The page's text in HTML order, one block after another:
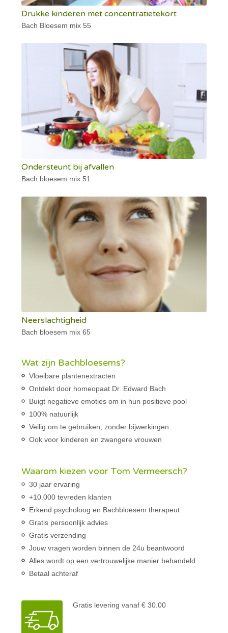
Drukke kinderen met concentratietekort
Bach Bloesem mix 55
Ondersteunt bij afvallen
Bach bloesem mix 51
Neerslachtigheid
Bach bloesem mix 65
Wat zijn Bachbloesems?
Vloeibare plantenextracten
Ontdekt door homeopaat Dr. Edward Bach
Buigt negatieve emoties om in hun positieve pool
100% natuurlijk
Veilig om te gebruiken, zonder bijwerkingen
Ook voor kinderen en zwangere vrouwen
Waarom kiezen voor Tom Vermeersch?
30 jaar ervaring
+10.000 tevreden klanten
Erkend psycholoog en Bachbloesem therapeut
Gratis persoonlijk advies
Gratis verzending
Jouw vragen worden binnen de 24u beantwoord
Alles wordt op een vertrouwelijke manier behandeld
Betaal achteraf
Gratis levering vanaf € 30.00